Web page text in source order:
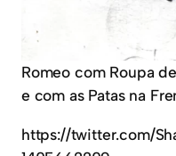
Romeo com Roupa
e com as Patas na
https://twitter.com/